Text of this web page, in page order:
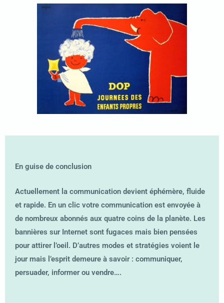
En guise de conclusion
Actuellement la communication devient éphémère, fluide
et rapide. En un clic votre communication est envoyée à
de nombreux abonnés aux quatre coins de la planète. Les
bannières sur Internet sont fugaces mais bien pensées
pour attirer l’oeil. D’autres modes et stratégies voient le
jour mais l’esprit demeure à savoir : communiquer,
persuader, informer ou vendre….